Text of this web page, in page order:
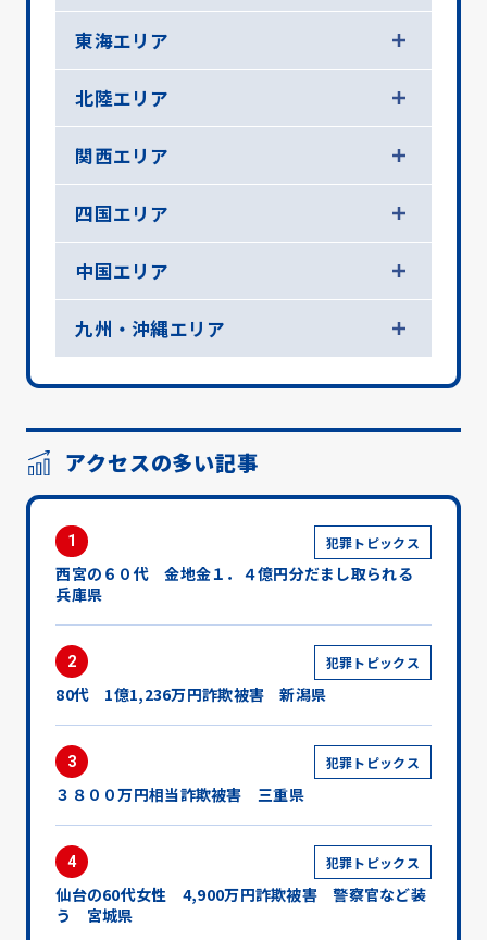
東海エリア
北陸エリア
関西エリア
四国エリア
中国エリア
九州・沖縄エリア
アクセスの多い記事
1 犯罪トピックス
西宮の６０代 金地金１．４億円分だまし取られる
兵庫県
2 犯罪トピックス
80代 1億1,236万円詐欺被害 新潟県
3 犯罪トピックス
３８００万円相当詐欺被害 三重県
4 犯罪トピックス
仙台の60代女性 4,900万円詐欺被害 警察官など装
う 宮城県